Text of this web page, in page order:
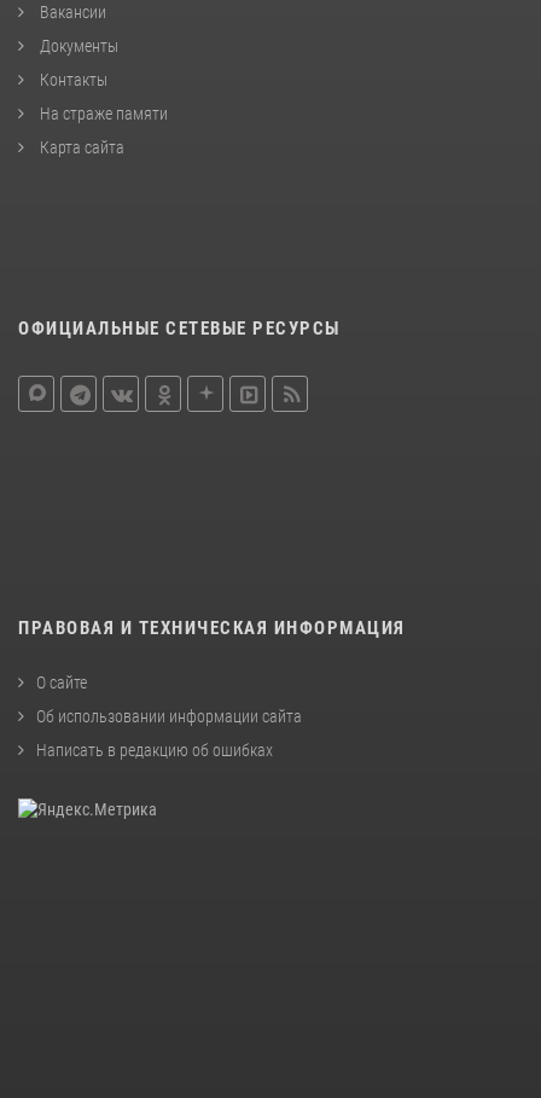
Вакансии
Документы
Контакты
На страже памяти
Карта сайта
ОФИЦИАЛЬНЫЕ СЕТЕВЫЕ РЕСУРСЫ
ПРАВОВАЯ И ТЕХНИЧЕСКАЯ ИНФОРМАЦИЯ
О сайте
Об использовании информации сайта
Написать в редакцию об ошибках